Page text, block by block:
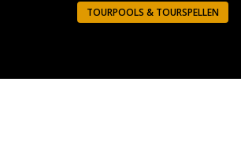
TOURPOOLS & TOURSPELLEN